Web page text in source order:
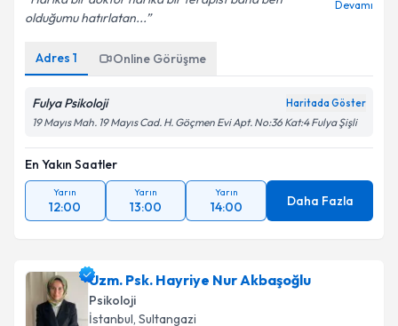
olduğumu hatırlatan...
Devamı
Adres 1 Online Görüşme
Fulya Psikoloji Haritada Göster
19 Mayıs Mah. 19 Mayıs Cad. H. Göçmen Evi Apt. No:36 Kat:4 Fulya Şişli
En Yakın Saatler
Yarın
12:00
Yarın
13:00
Yarın
14:00 Daha Fazla
Uzm. Psk. Hayriye Nur Akbaşoğlu
Psikoloji
İstanbul, Sultangazi